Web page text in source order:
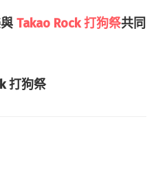
Takao Rock 打狗祭共同
打狗祭